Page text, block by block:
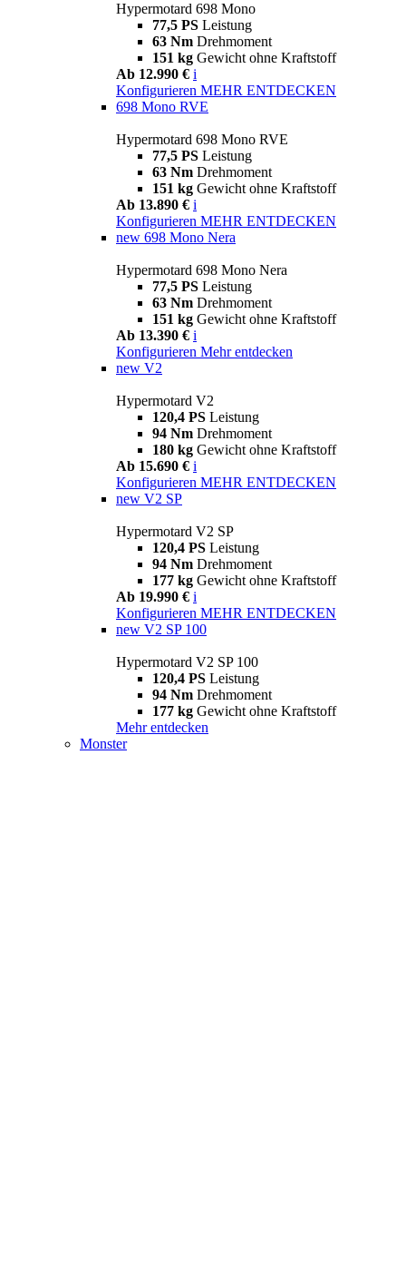
Hypermotard 698 Mono
77,5 PS Leistung
63 Nm Drehmoment
151 kg Gewicht ohne Kraftstoff
Ab 12.990 € i
Konfigurieren MEHR ENTDECKEN
698 Mono RVE
Hypermotard 698 Mono RVE
77,5 PS Leistung
63 Nm Drehmoment
151 kg Gewicht ohne Kraftstoff
Ab 13.890 € i
Konfigurieren MEHR ENTDECKEN
new 698 Mono Nera
Hypermotard 698 Mono Nera
77,5 PS Leistung
63 Nm Drehmoment
151 kg Gewicht ohne Kraftstoff
Ab 13.390 € i
Konfigurieren Mehr entdecken
new V2
Hypermotard V2
120,4 PS Leistung
94 Nm Drehmoment
180 kg Gewicht ohne Kraftstoff
Ab 15.690 € i
Konfigurieren MEHR ENTDECKEN
new V2 SP
Hypermotard V2 SP
120,4 PS Leistung
94 Nm Drehmoment
177 kg Gewicht ohne Kraftstoff
Ab 19.990 € i
Konfigurieren MEHR ENTDECKEN
new V2 SP 100
Hypermotard V2 SP 100
120,4 PS Leistung
94 Nm Drehmoment
177 kg Gewicht ohne Kraftstoff
Mehr entdecken
Monster